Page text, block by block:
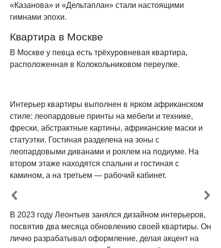
«Казанова» и «Дельтаплан» стали настоящими
гимнами эпохи.
Квартира в Москве
В Москве у певца есть трёхуровневая квартира,
расположенная в Колокольниковом переулке.
Интерьер квартиры выполнен в ярком африканском
стиле: леопардовые принты на мебели и технике,
фрески, абстрактные картины, африканские маски и
статуэтки. Гостиная разделена на зоны с
леопардовыми диванами и роялем на подиуме. На
втором этаже находятся спальни и гостиная с
камином, а на третьем — рабочий кабинет.
В 2023 году Леонтьев занялся дизайном интерьеров,
посвятив два месяца обновлению своей квартиры. Он
лично разрабатывал оформление, делая акцент на